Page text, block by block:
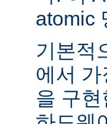
atomic
기본적
에서
을 구